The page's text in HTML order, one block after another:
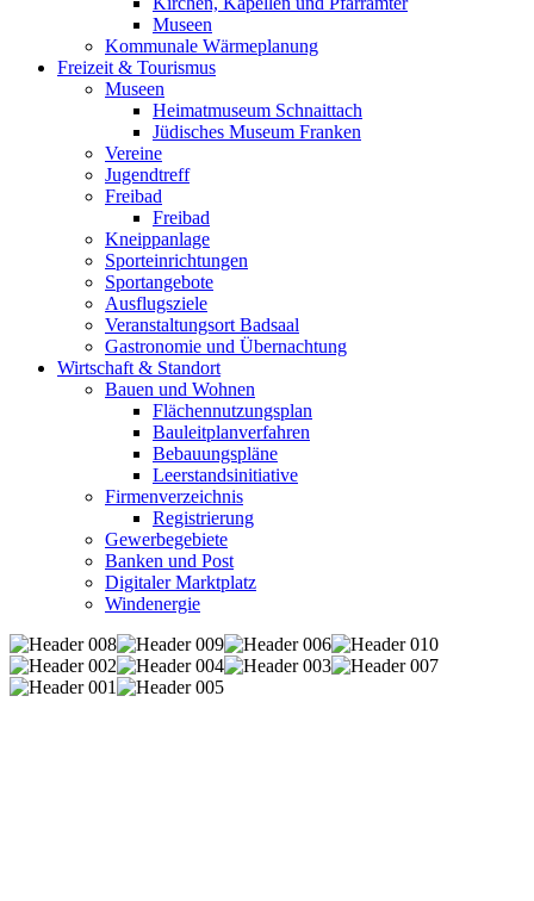
Museen
Kommunale Wärmeplanung
Freizeit & Tourismus
Museen
Heimatmuseum Schnaittach
Jüdisches Museum Franken
Vereine
Jugendtreff
Freibad
Freibad
Kneippanlage
Sporteinrichtungen
Sportangebote
Ausflugsziele
Veranstaltungsort Badsaal
Gastronomie und Übernachtung
Wirtschaft & Standort
Bauen und Wohnen
Flächennutzungsplan
Bauleitplanverfahren
Bebauungspläne
Leerstandsinitiative
Firmenverzeichnis
Registrierung
Gewerbegebiete
Banken und Post
Digitaler Marktplatz
Windenergie